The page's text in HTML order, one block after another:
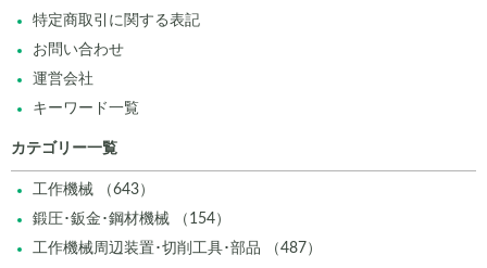
特定商取引に関する表記
お問い合わせ
運営会社
キーワード一覧
カテゴリー一覧
工作機械 （643）
鍛圧･鈑金･鋼材機械 （154）
工作機械周辺装置･切削工具･部品 （487）